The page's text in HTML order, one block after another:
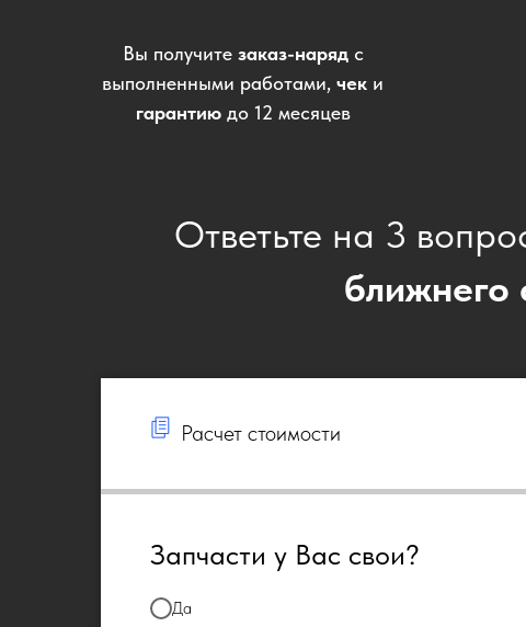
Вы получите заказ-нарядс
выполненными работами, чек и
гарантию до 12 месяцев
Ответьте на 3
ближнего
Расчет стоимости
Запчасти у Вас свои?
Да